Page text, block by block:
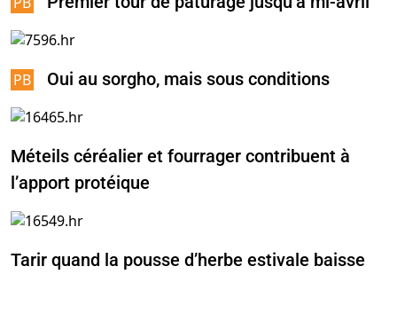
Oui au sorgho, mais sous conditions
Méteils céréalier et fourrager contribuent à
l’apport protéique
Tarir quand la pousse d’herbe estivale baisse